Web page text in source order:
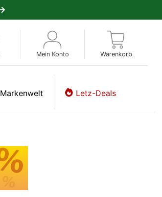
Mein Konto Warenkorb
Markenwelt Letz-Deals